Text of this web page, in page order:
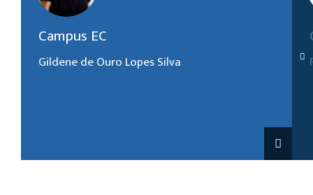
Campus EC
Gildene de Ouro Lopes Silva
Suse Gomes X. de Lima Fernandes